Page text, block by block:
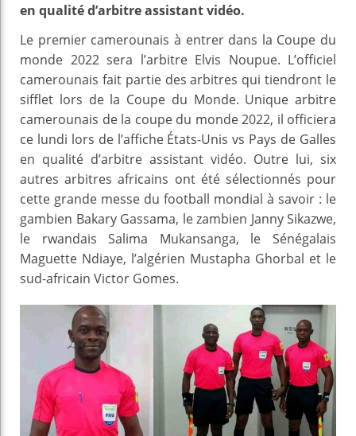
en qualité d’arbitre assistant vidéo.
Le premier camerounais à entrer dans la Coupe du
monde 2022 sera l’arbitre Elvis Noupue. L’officiel
camerounais fait partie des arbitres qui tiendront le
sifflet lors de la Coupe du Monde. Unique arbitre
camerounais de la coupe du monde 2022, il officiera
ce lundi lors de l’affiche États-Unis vs Pays de Galles
en qualité d’arbitre assistant vidéo. Outre lui, six
autres arbitres africains ont été sélectionnés pour
cette grande messe du football mondial à savoir : le
gambien Bakary Gassama, le zambien Janny Sikazwe,
le rwandais Salima Mukansanga, le Sénégalais
Maguette Ndiaye, l’algérien Mustapha Ghorbal et le
sud-africain Victor Gomes.